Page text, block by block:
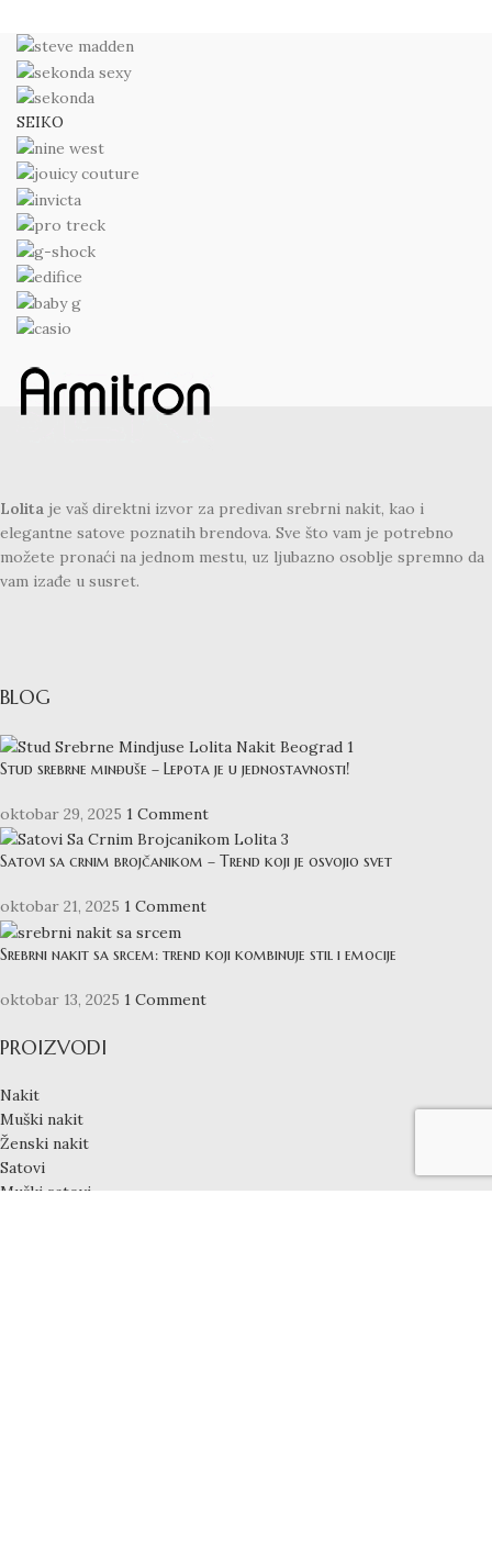
SEIKO
Lolita je vaš direktni izvor za predivan srebrni nakit, kao i
elegantne satove poznatih brendova. Sve što vam je potrebno
možete pronaći na jednom mestu, uz ljubazno osoblje spremno da
vam izađe u susret.
BLOG
Stud srebrne minđuše – Lepota je u jednostavnosti!
oktobar 29, 2025 1 Comment
Satovi sa crnim brojčanikom – Trend koji je osvojio svet
oktobar 21, 2025 1 Comment
Srebrni nakit sa srcem: trend koji kombinuje stil i emocije
oktobar 13, 2025 1 Comment
PROIZVODI
Nakit
Muški nakit
Ženski nakit
Satovi
Muški satovi